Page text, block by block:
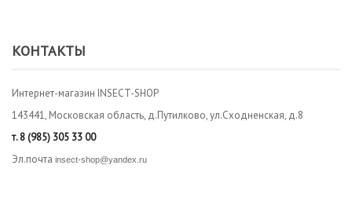
КОНТАКТЫ
Интернет-магазин INSECT-SHOP
143441, Московская область, д.Путилково, ул.Сходненская, д.8
т.8 (985) 305 33 00
Эл.почта insect-shop@yandex.ru